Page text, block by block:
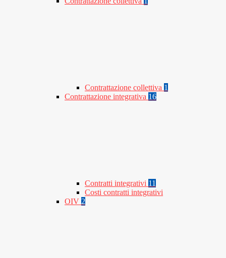
Contrattazione collettiva 1
Contrattazione integrativa 16
Contratti integrativi 11
Costi contratti integrativi
OIV 2